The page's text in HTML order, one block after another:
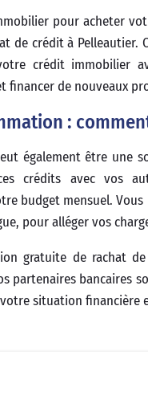
pour acheter
de crédit à
crédit immobilier
financer de nouveaux
:
également être
crédits avec vos
budget mensuel.
pour alléger vos
gratuite de rachat
partenaires
situation financière